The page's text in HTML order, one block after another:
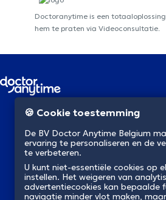
Doctoranytime is een
hem te praten via Videoconsultatie.
NL
🍪 Cookie toestemming
De BV Doctor Anytime Belgium
ervaring te personaliseren en de
te verbeteren.
U kunt niet-essentiële cookies op
instellen. Het weigeren van
advertentiecookies kan bepaalde
navigatie minder vlot maken,